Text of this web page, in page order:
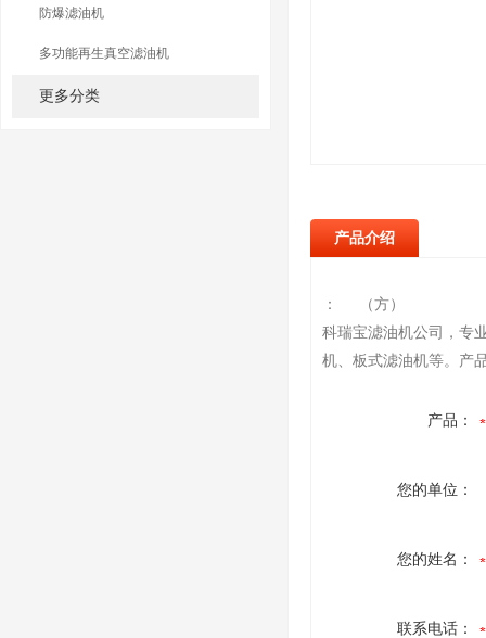
防爆滤油机
多功能再生真空滤油机
更多分类
产品介绍
： （方）
科瑞宝滤油机公司，专
机、板式滤油机等。产
产品：
您的单位：
您的姓名：
联系电话：